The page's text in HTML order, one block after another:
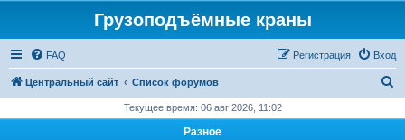
Грузоподъёмные краны
FAQ Вход
Регистрация
Центральный сайт Список форумов
Текущее время: 06 авг 2026, 11:02
Разное